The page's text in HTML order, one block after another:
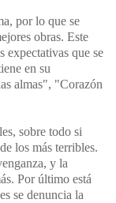
por lo que se
obras. Este
expectativas que se
en su
almas", "Corazón
sobre todo si
los más terribles.
y la
Por último está
se denuncia la